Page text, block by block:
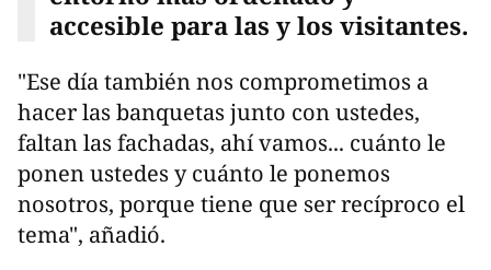
accesible para las y los visitantes.
"Ese día también nos comprometimos a
hacer las banquetas junto con ustedes,
faltan las fachadas, ahí vamos... cuánto le
ponen ustedes y cuánto le ponemos
nosotros, porque tiene que ser recíproco el
tema", añadió.